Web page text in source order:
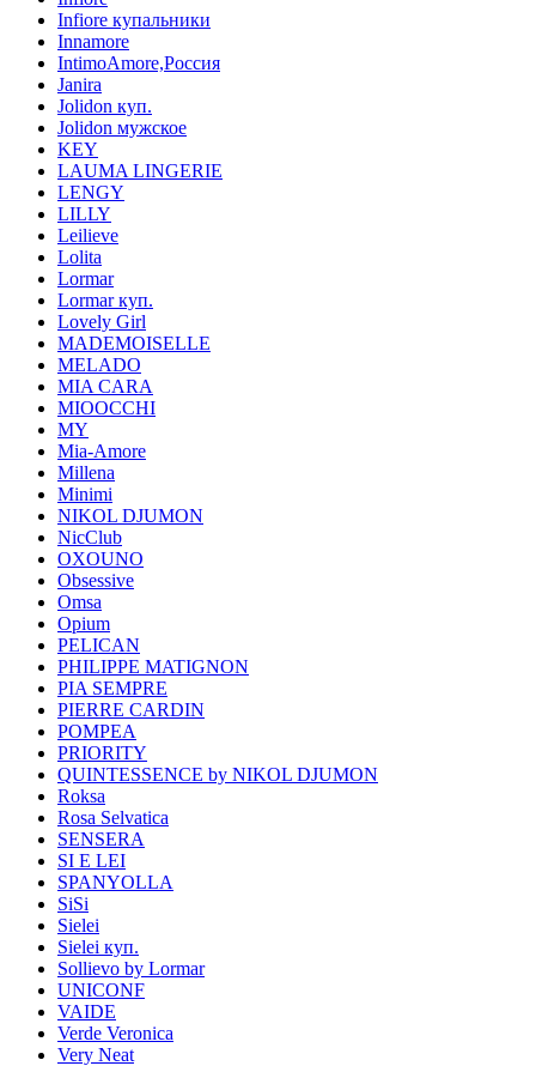
Infiore купальники
Innamore
IntimoAmore,Россия
Janira
Jolidon куп.
Jolidon мужское
KEY
LAUMA LINGERIE
LENGY
LILLY
Leilieve
Lolita
Lormar
Lormar куп.
Lovely Girl
MADEMOISELLE
MELADO
MIA CARA
MIOOCCHI
MY
Mia-Amore
Millena
Minimi
NIKOL DJUMON
NicClub
OXOUNO
Obsessive
Omsa
Opium
PELICAN
PHILIPPE MATIGNON
PIA SEMPRE
PIERRE CARDIN
POMPEA
PRIORITY
QUINTESSENCE by NIKOL DJUMON
Roksa
Rosa Selvatica
SENSERA
SI E LEI
SPANYOLLA
SiSi
Sielei
Sielei куп.
Sollievo by Lormar
UNICONF
VAIDE
Verde Veronica
Very Neat